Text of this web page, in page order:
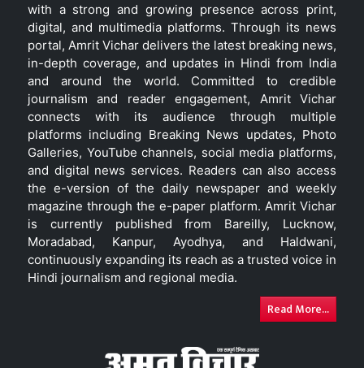
with a strong and growing presence across print,
digital, and multimedia platforms. Through its news
portal, Amrit Vichar delivers the latest breaking news,
in-depth coverage, and updates in Hindi from India
and around the world. Committed to credible
journalism and reader engagement, Amrit Vichar
connects with its audience through multiple
platforms including Breaking News updates, Photo
Galleries, YouTube channels, social media platforms,
and digital news services. Readers can also access
the e-version of the daily newspaper and weekly
magazine through the e-paper platform. Amrit Vichar
is currently published from Bareilly, Lucknow,
Moradabad, Kanpur, Ayodhya, and Haldwani,
continuously expanding its reach as a trusted voice in
Hindi journalism and regional media.
Read More...